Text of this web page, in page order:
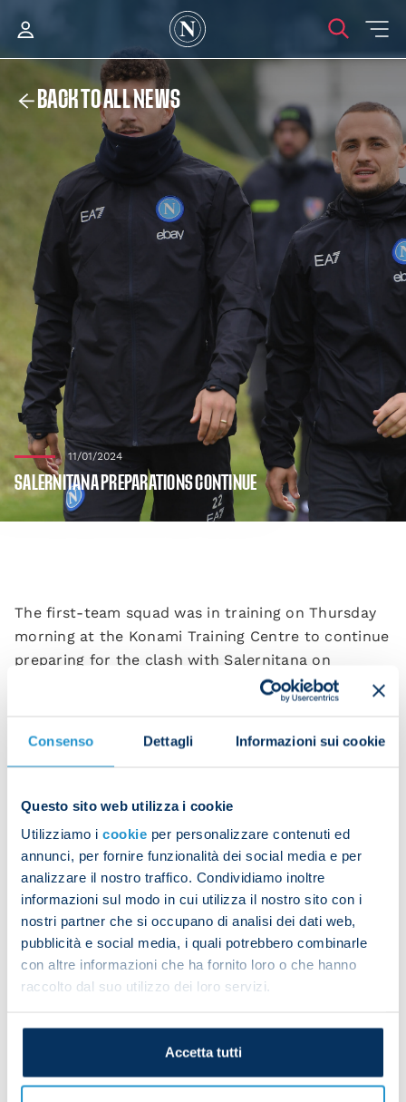
Consenso Dettagli Informazioni sui cookie
Questo sito web utilizza i cookie
Utilizziamo i cookie per personalizzare contenuti ed
annunci, per fornire funzionalità dei social media e per
analizzare il nostro traffico. Condividiamo inoltre
informazioni sul modo in cui utilizza il nostro sito con i
nostri partner che si occupano di analisi dei dati web,
pubblicità e social media, i quali potrebbero combinarle
con altre informazioni che ha fornito loro o che hanno
raccolto dal suo utilizzo dei loro servizi.
Accetta tutti
BACK TO ALL NEWS
11/01/2024
SALERNITANA PREPARATIONS CONTINUE
The first-team squad was in training on Thursday
morning at the Konami Training Centre to continue
preparing for the clash with Salernitana on
Saturday at the Stadio Maradona at 15:00 CET.
Speed drills and technical and tactical work were
also on the agenda.
Mathias Olivera trained individually on the pitch.